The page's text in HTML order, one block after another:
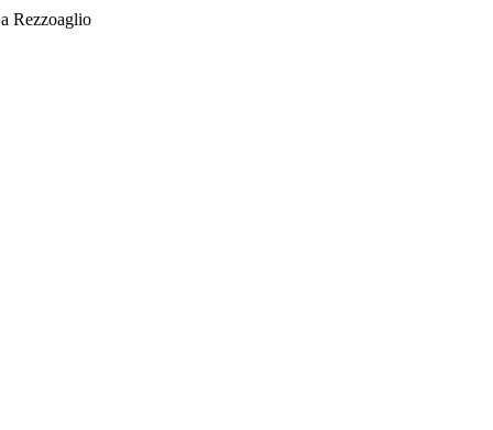
Rezzoaglio